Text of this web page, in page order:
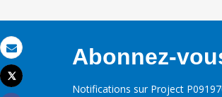
Email
Imprimer
Tweet
Abonnez-
Notifications sur Project